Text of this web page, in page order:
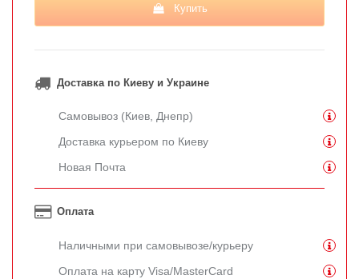
Купить
Доставка по Киеву и Украине
Самовывоз (Киев, Днепр)
Доставка курьером по Киеву
Новая Почта
Оплата
Наличными при самовывозе/курьеру
Оплата на карту Visa/MasterCard